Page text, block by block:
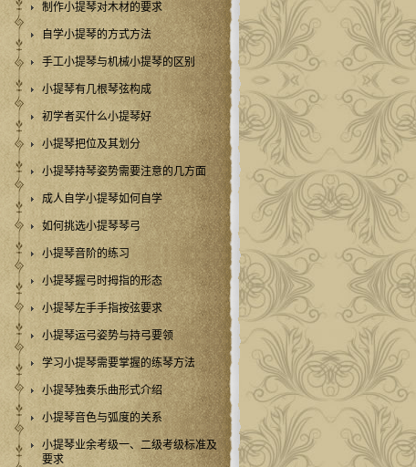
制作小提琴对木材的要求
自学小提琴的方式方法
手工小提琴与机械小提琴的区别
小提琴有几根琴弦构成
初学者买什么小提琴好
小提琴把位及其划分
小提琴持琴姿势需要注意的几方面
成人自学小提琴如何自学
如何挑选小提琴琴弓
小提琴音阶的练习
小提琴握弓时拇指的形态
小提琴左手手指按弦要求
小提琴运弓姿势与持弓要领
学习小提琴需要掌握的练琴方法
小提琴独奏乐曲形式介绍
小提琴音色与弧度的关系
小提琴业余考级一、二级考级标准及
要求